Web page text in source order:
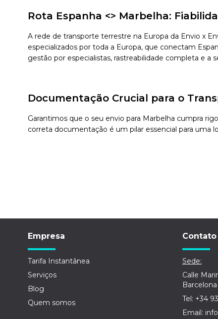
Rota Espanha <> Marbelha:
A rede de transporte terrestre na Europa da Envio x
especializados por toda a Europa, que conectam
gestão por especialistas, rastreabilidade completa e a
Documentação Crucial para o
Garantimos que o seu envio para Marbelha cumpra
correta documentação é um pilar essencial para uma
Empresa
Tarifa Instantânea
Serviços
Blog
Quem somos
Contato
Sede:
Calle
Barcelona
Tel: +34
Email: